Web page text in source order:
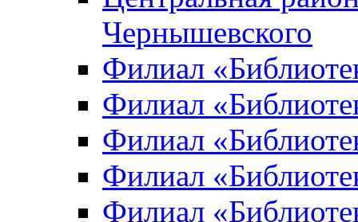
Чернышевского
Филиал
Филиал
Филиал
Филиал
Филиал